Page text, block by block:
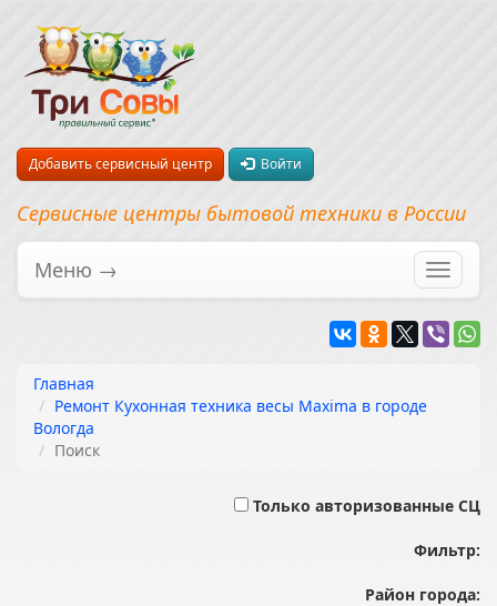
Добавить сервисный центр Войти
Сервисные центры бытовой техники в России
Меню →
Главная
Ремонт Кухонная техника весы Maxima в городе
Вологда
Поиск
Только авторизованные СЦ
Фильтр:
Район города: